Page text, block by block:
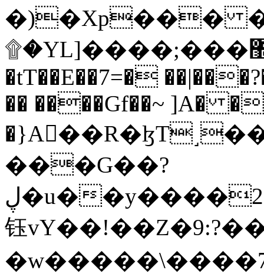
�)�Xp���
۩�YL]����;���׿�޽������+��k��o���O�Zt�6�[a��v_r;�b�f���==
�tT��E��7=�
�� ����Gf��~ ]A�
���G��?
ڸ�u��y����2o�Gc���t!W���k+(���
钰vY��!��Z�9:?�
�w��